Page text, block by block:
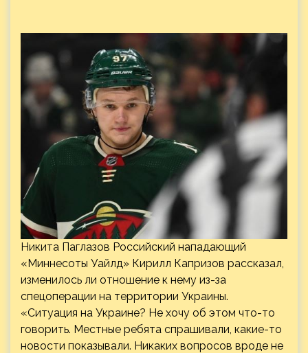
Никита Паглазов Российский нападающий
«Миннесоты Уайлд» Кирилл Капризов рассказал,
изменилось ли отношение к нему из-за
спецоперации на территории Украины.
«Ситуация на Украине? Не хочу об этом что-то
говорить. Местные ребята спрашивали, какие-то
новости показывали. Никаких вопросов вроде не